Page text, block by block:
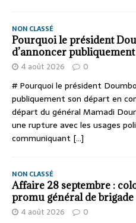
NON CLASSÉ
Pourquoi le président
d’annoncer
4 août 2026 0
# Pourquoi le président
publiquement son départ en
départ du général Mamadi
une rupture avec les usages
communiquant [...]
NON CLASSÉ
Affaire 28 septembre :
promu général de
4 août 2026 0